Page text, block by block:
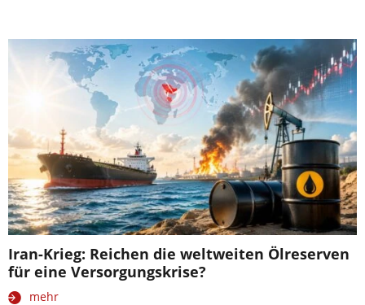
Iran-Krieg: Reichen die weltweiten Ölreserven
für eine Versorgungskrise?
mehr